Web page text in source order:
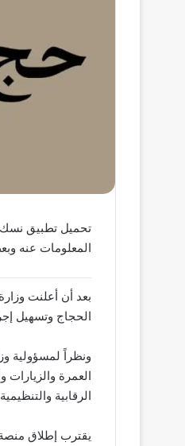
تحميل تطبيق نسك
المعلومات عنه
بعد أن أعلنت
الحجاج وتسهيل
ونظراً لمسؤولية
العمرة
الرقابية
يقترب إطلاق